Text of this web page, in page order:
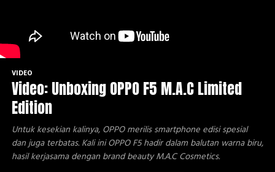
VIDEO
Video: Unboxing OPPO F5 M.A.C Limited
Edition
Untuk kesekian kalinya, OPPO merilis smartphone edisi spesial
dan juga terbatas. Kali ini OPPO F5 hadir dalam balutan warna biru,
hasil kerjasama dengan brand beauty M.A.C Cosmetics.